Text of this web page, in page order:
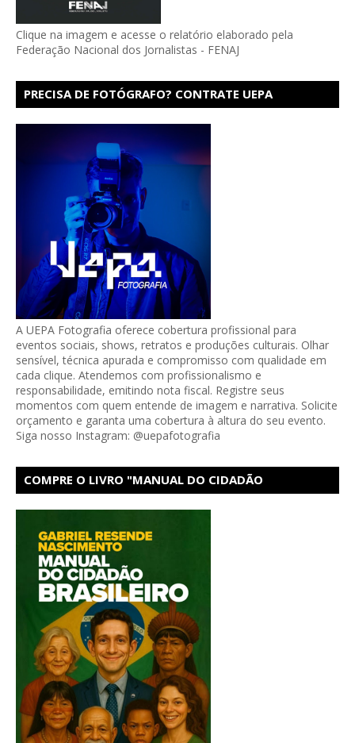
Clique na imagem e acesse o relatório elaborado pela
Federação Nacional dos Jornalistas - FENAJ
PRECISA DE FOTÓGRAFO? CONTRATE UEPA
A UEPA Fotografia oferece cobertura profissional para
eventos sociais, shows, retratos e produções culturais. Olhar
sensível, técnica apurada e compromisso com qualidade em
cada clique. Atendemos com profissionalismo e
responsabilidade, emitindo nota fiscal. Registre seus
momentos com quem entende de imagem e narrativa. Solicite
orçamento e garanta uma cobertura à altura do seu evento.
Siga nosso Instagram: @uepafotografia
COMPRE O LIVRO "MANUAL DO CIDADÃO